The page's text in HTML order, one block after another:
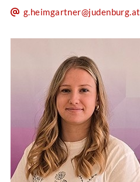
g.heimgartner@judenburg.at